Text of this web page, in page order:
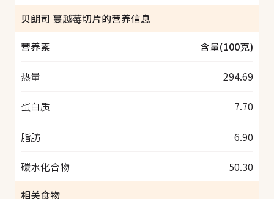
贝朗司 蔓越莓切片的营养信息
营养素
含量(100克)
热量 294.69
蛋白质 7.70
脂肪 6.90
碳水化合物
50.30
相关食物